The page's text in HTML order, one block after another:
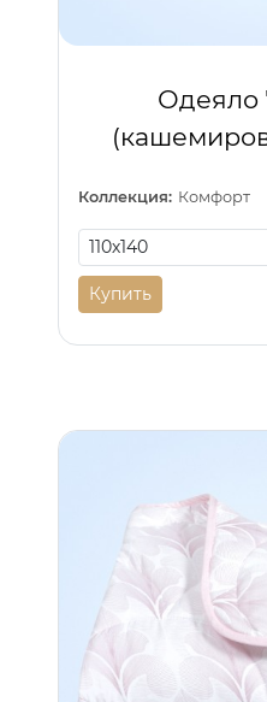
Одеяло
Коллекция: Комфорт
Купить